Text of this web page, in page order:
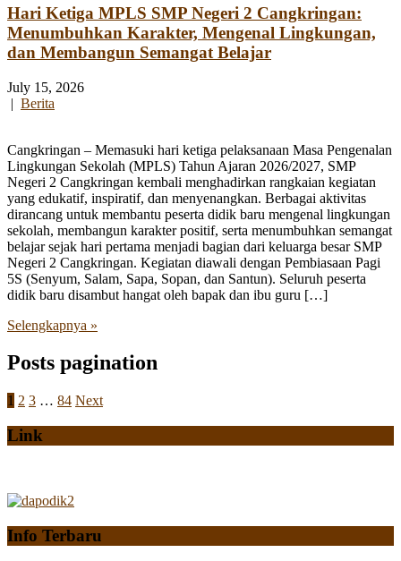
Hari Ketiga MPLS SMP Negeri 2 Cangkringan:
Menumbuhkan Karakter, Mengenal Lingkungan,
dan Membangun Semangat Belajar
July 15, 2026
| Berita
Cangkringan – Memasuki hari ketiga pelaksanaan Masa Pengenalan
Lingkungan Sekolah (MPLS) Tahun Ajaran 2026/2027, SMP
Negeri 2 Cangkringan kembali menghadirkan rangkaian kegiatan
yang edukatif, inspiratif, dan menyenangkan. Berbagai aktivitas
dirancang untuk membantu peserta didik baru mengenal lingkungan
sekolah, membangun karakter positif, serta menumbuhkan semangat
belajar sejak hari pertama menjadi bagian dari keluarga besar SMP
Negeri 2 Cangkringan. Kegiatan diawali dengan Pembiasaan Pagi
5S (Senyum, Salam, Sapa, Sopan, dan Santun). Seluruh peserta
didik baru disambut hangat oleh bapak dan ibu guru […]
Selengkapnya »
Posts pagination
1 2 3 … 84 Next
Link
Info Terbaru